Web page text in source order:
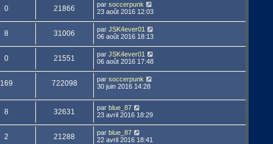
0 21866 par soccerpunk
23 août 2016 12:03
8 31006 par JSK4ever01
06 août 2016 18:13
0 21551 par JSK4ever01
06 août 2016 17:48
169 722098 par soccerpunk
30 juin 2016 14:28
8 32631 par blue_87
23 avril 2016 18:29
2 21288 par blue_87
22 avril 2016 18:41